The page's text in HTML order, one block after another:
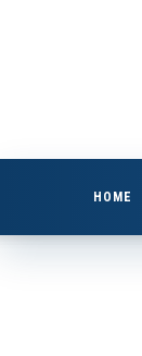
HOME